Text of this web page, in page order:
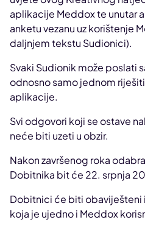
aplikacije Meddox te unutar
anketu vezanu uz korištenje
daljnjem tekstu Sudionici).
Svaki Sudionik može poslati
odnosno samo jednom
aplikacije.
Svi odgovori koji se ostave
neće biti uzeti u obzir.
Nakon završenog roka
Dobitnika bit će 22. srpnja
Dobitnici će biti obaviješteni
koja je ujedno i Meddox